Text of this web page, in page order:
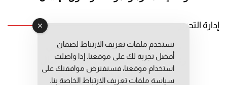
إدارة التحرير
رئيس التحرير: عبد الرحيم التوراني
رئيس التحرير المساعد: المعطي قبال
مديرة التحرير: فاطمة حوحو
نستخدم ملفات تعريف الارتباط لضمان
أفضل تجربة لك على موقعنا. إذا واصلت
استخدام موقعنا، فسنفترض موافقتك على
سياسة ملفات تعريف الارتباط الخاصة بنا.